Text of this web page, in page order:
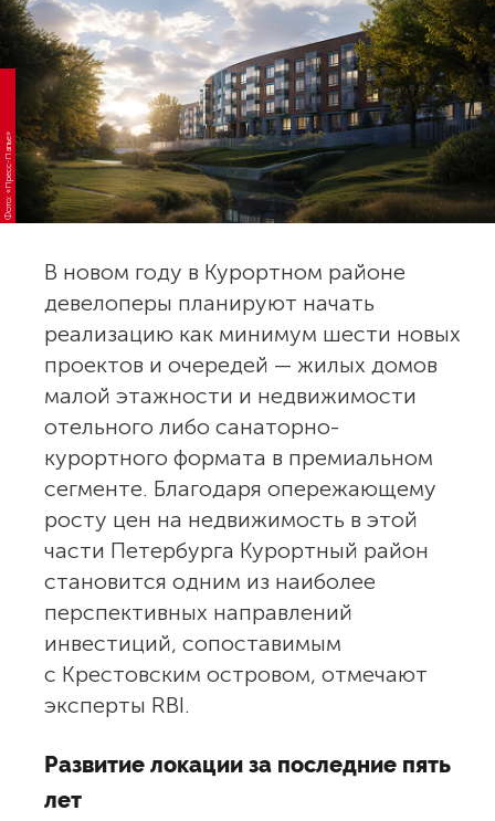
Фото: «Пресс-Папье»
В новом году в Курортном районе
девелоперы планируют начать
реализацию как минимум шести новых
проектов и очередей — жилых домов
малой этажности и недвижимости
отельного либо санаторно-
курортного формата в премиальном
сегменте. Благодаря опережающему
росту цен на недвижимость в этой
части Петербурга Курортный район
становится одним из наиболее
перспективных направлений
инвестиций, сопоставимым
с Крестовским островом, отмечают
эксперты RBI.
Развитие локации за последние пять
лет